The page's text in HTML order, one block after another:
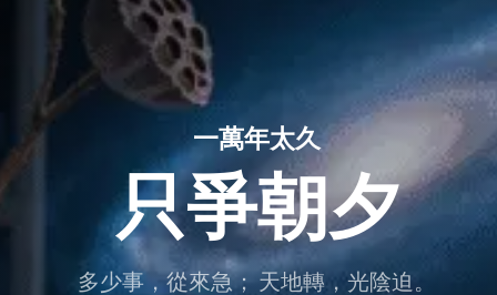
一萬年太久
只爭朝夕
多少事，從來急； 天地轉，光陰迫。